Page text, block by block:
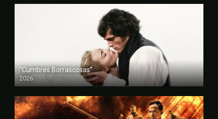
“Cumbres Borrascosas”
2026
FULL HD